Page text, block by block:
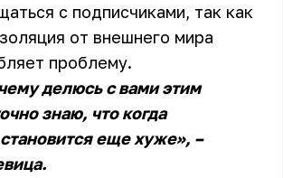
с подписчиками, так как
от внешнего мира
проблему.
делюсь с вами этим
знаю, что когда
еще хуже», –